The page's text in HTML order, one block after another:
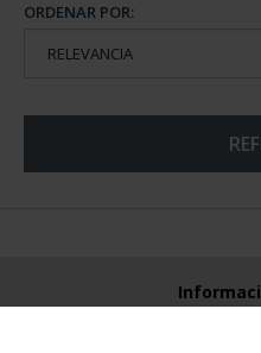
ORDENAR POR: